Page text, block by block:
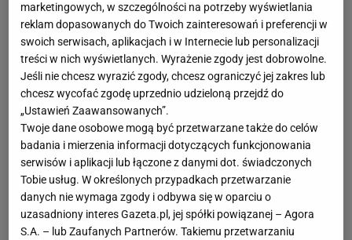
marketingowych, w szczególności na potrzeby wyświetlania
reklam dopasowanych do Twoich zainteresowań i preferencji w
swoich serwisach, aplikacjach i w Internecie lub personalizacji
treści w nich wyświetlanych. Wyrażenie zgody jest dobrowolne.
Jeśli nie chcesz wyrazić zgody, chcesz ograniczyć jej zakres lub
chcesz wycofać zgodę uprzednio udzieloną przejdź do
„Ustawień Zaawansowanych”.
Twoje dane osobowe mogą być przetwarzane także do celów
badania i mierzenia informacji dotyczących funkcjonowania
serwisów i aplikacji lub łączone z danymi dot. świadczonych
Tobie usług. W określonych przypadkach przetwarzanie
danych nie wymaga zgody i odbywa się w oparciu o
uzasadniony interes Gazeta.pl, jej spółki powiązanej – Agora
S.A. – lub Zaufanych Partnerów. Takiemu przetwarzaniu